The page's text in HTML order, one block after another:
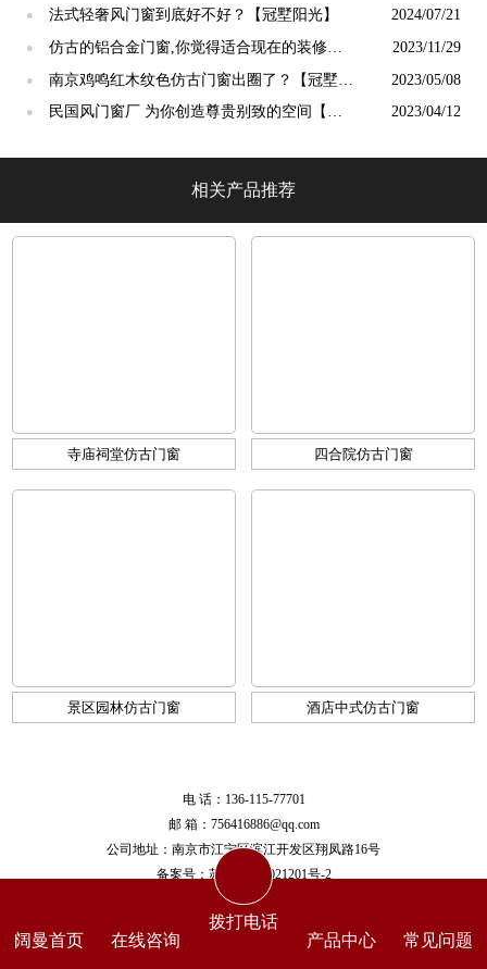
阳光】
● 法式轻奢风门窗到底好不好？【冠墅阳光】 2024/07/21
●
仿古的铝合金门窗,你觉得适合现在的装修吗?
【冠墅阳光】
2023/11/29
●
南京鸡鸣红木纹色仿古门窗出圈了？【冠墅阳
光】
2023/05/08
●
民国风门窗厂 为你创造尊贵别致的空间【冠
2023/04/12
相关产品推荐
寺庙祠堂仿古门窗 四合院仿古门窗
景区园林仿古门窗 酒店中式仿古门窗
电 话：136-115-77701
邮 箱：756416886@qq.com
公司地址：南京市江宁区滨江开发区翔凤路16号
备案号： 苏ICP备17021201号-2
阔曼首页 在线咨询
拨打电话
产品中心
常见问题